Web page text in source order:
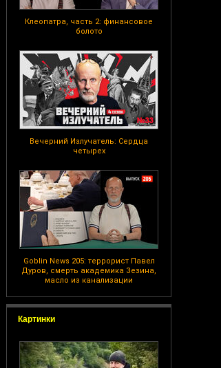
Клеопатра, часть 2: финансовое
болото
Вечерний Излучатель: Сердца
четырех
Goblin News 205: террорист Павел
Дуров, смерть академика Зезина,
масло из канализации
Картинки